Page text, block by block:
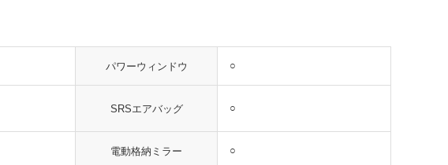
パワーウィンドウ ○
SRSエアバッグ ○
電動格納ミラー ○